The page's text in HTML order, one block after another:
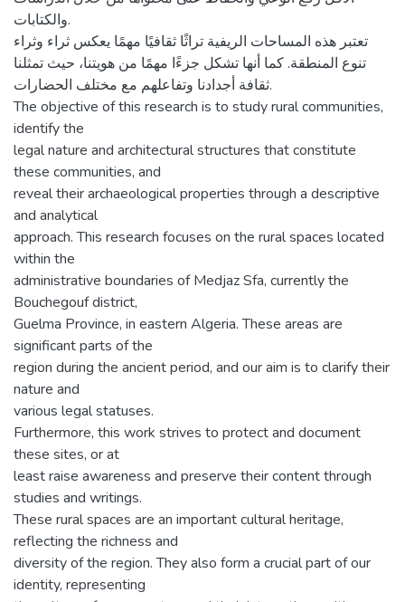
والكتابات.
تعتبر هذه المساحات الريفية تراثًا ثقافيًا مهمًا يعكس ثراء وثراء
تنوع المنطقة. كما أنها تشكل جزءًا مهمًا من هويتنا، حيث تمثلنا
ثقافة أجدادنا وتفاعلهم مع مختلف الحضارات.
The objective of this research is to study rural communities,
identify the
legal nature and architectural structures that constitute
these communities, and
reveal their archaeological properties through a descriptive
and analytical
approach. This research focuses on the rural spaces located
within the
administrative boundaries of Medjaz Sfa, currently the
Bouchegouf district,
Guelma Province, in eastern Algeria. These areas are
significant parts of the
region during the ancient period, and our aim is to clarify their
nature and
various legal statuses.
Furthermore, this work strives to protect and document
these sites, or at
least raise awareness and preserve their content through
studies and writings.
These rural spaces are an important cultural heritage,
reflecting the richness and
diversity of the region. They also form a crucial part of our
identity, representing